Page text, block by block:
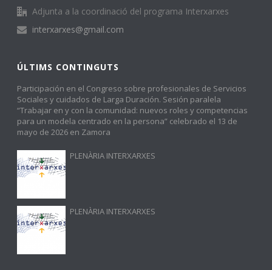
Adjunta a la coordinació del programa Interxarxes
interxarxes@gmail.com
ÚLTIMS CONTINGUTS
Participación en el Congreso sobre profesionales de Servicios
Sociales y cuidados de Larga Duración. Sesión paralela
“Trabajar en y con la comunidad: nuevos roles y competencias
para un modela centrado en la persona” celebrado el 13 de
mayo de 2026 en Zamora
PLENÀRIA INTERXARXES
PLENÀRIA INTERXARXES